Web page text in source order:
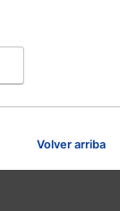
Volver arriba